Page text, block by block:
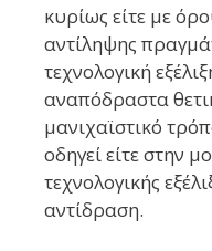
κυρίως είτε με
αντίληψης
τεχνολογική
αναπόδραστα
μανιχαϊστικό
οδηγεί είτε στην
τεχνολογικής
αντίδραση.